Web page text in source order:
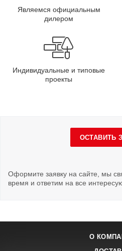
Являемся официальным
дилером
Индивидуальные и типовые
проекты
ОСТАВИТЬ
Оформите заявку на сайте, мы
время и ответим на все
О